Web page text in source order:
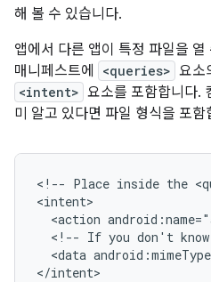
해 볼 수 있습니다.
앱에서 다른 앱이 특정 파일을
매니페스트에
<queries> 요소
<intent> 요소를 포함합니다.
미 알고 있다면 파일 형식을 포함
<!-- Place inside the
<action
<!-- If you don't know
<data
</intent>